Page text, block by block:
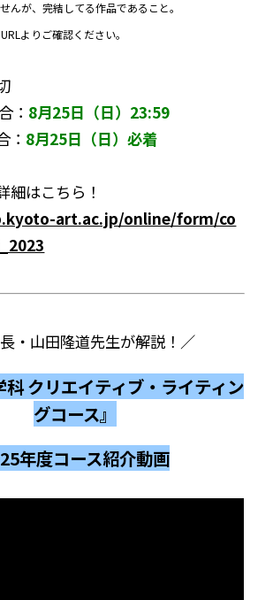
んが、完結してる作品であること。
よりご確認ください。
： 8月25日（日）23:59
： 8月25日（日）必着
はこちら！
art.ac.jp/online/form/co
・山田隆道先生が解説！／
科 クリエイティブ・ライティン
グコース』
年度コース紹介動画